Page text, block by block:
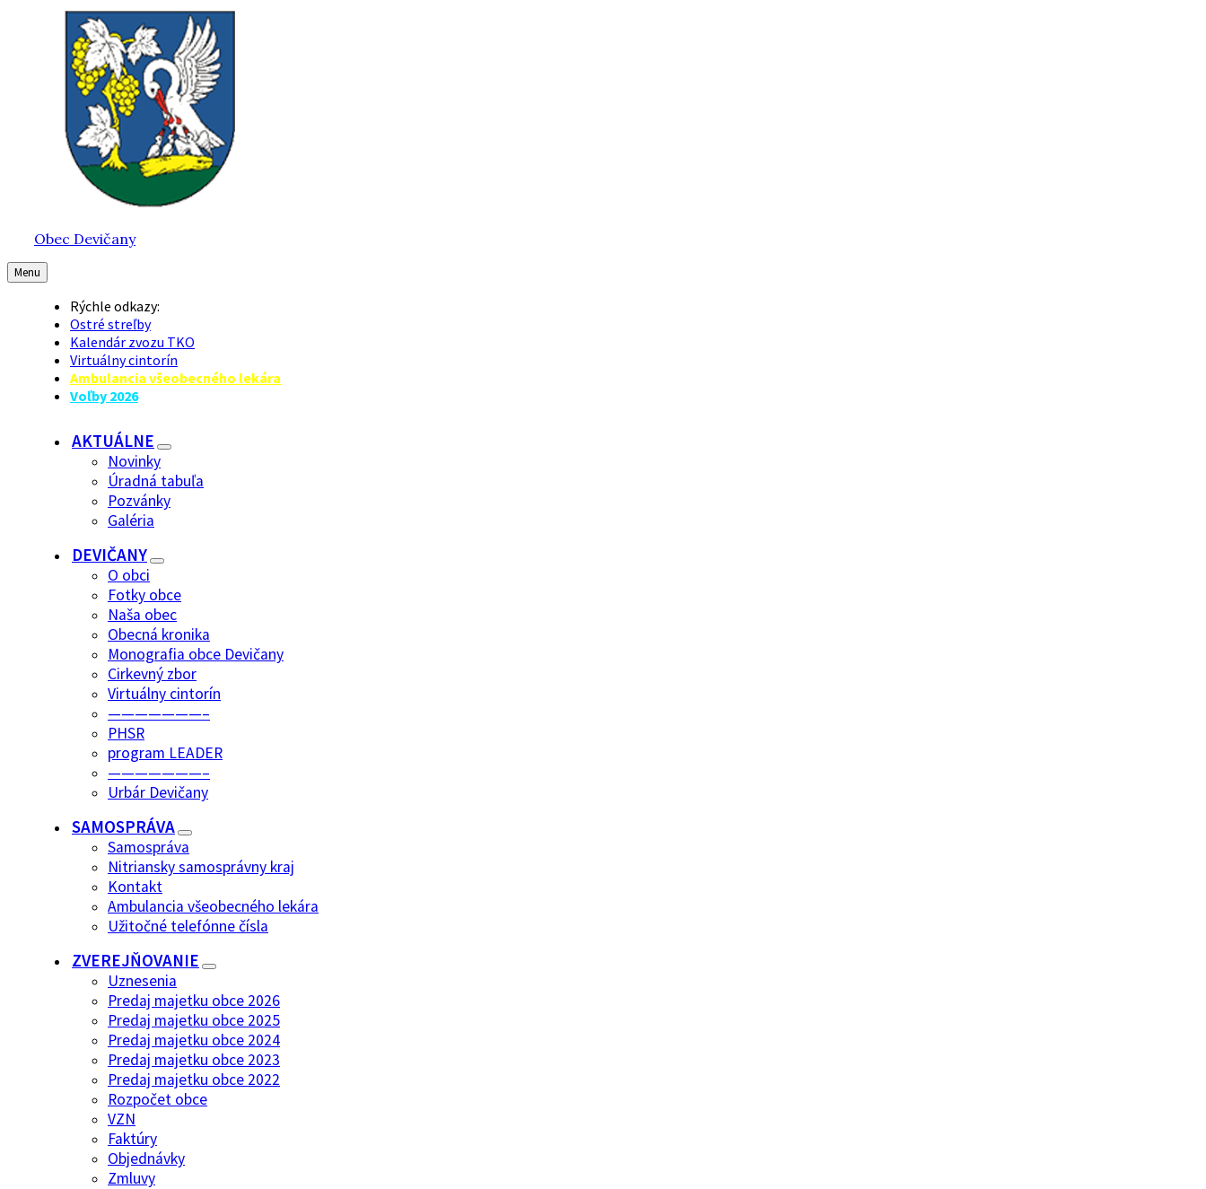
Obec Devičany
Menu
Rýchle odkazy:
Ostré streľby
Kalendár zvozu TKO
Virtuálny cintorín
Ambulancia všeobecného lekára
Voľby 2026
AKTUÁLNE
Novinky
Úradná tabuľa
Pozvánky
Galéria
DEVIČANY
O obci
Fotky obce
Naša obec
Obecná kronika
Monografia obce Devičany
Cirkevný zbor
Virtuálny cintorín
———————–
PHSR
program LEADER
———————–
Urbár Devičany
SAMOSPRÁVA
Samospráva
Nitriansky samosprávny kraj
Kontakt
Ambulancia všeobecného lekára
Užitočné telefónne čísla
ZVEREJŇOVANIE
Uznesenia
Predaj majetku obce 2026
Predaj majetku obce 2025
Predaj majetku obce 2024
Predaj majetku obce 2023
Predaj majetku obce 2022
Rozpočet obce
VZN
Faktúry
Objednávky
Zmluvy